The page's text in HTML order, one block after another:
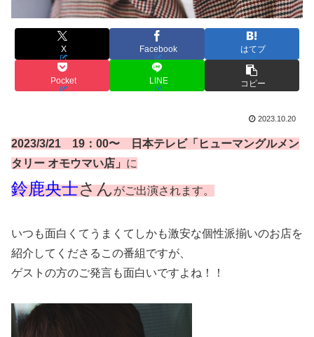
X Facebook はてブ
Pocket LINE コピー
2023.10.20
2023/3/21 19：00〜 日本テレビ「ヒューマングルメン
タリー オモウマい店」 に
鈴鹿央士さんがご出演されます。
いつも面白くてうまくてしかも激安な個性派揃いのお店を
紹介してくださるこの番組ですが、
ゲストの方のご発言も面白いですよね！！